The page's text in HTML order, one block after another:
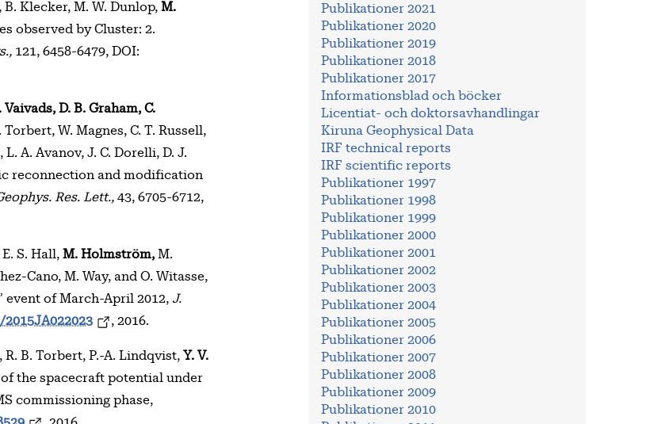
B. Klecker, M. W. Dunlop, M.
observed by Cluster: 2.
121, 6458-6479, DOI:
D. B. Graham, C.
W. Magnes, C. T. Russell,
A. Avanov, J. C. Dorelli, D. J.
reconnection and modification
Res. Lett., 43, 6705-6712,
S. Hall, M. Holmström, M.
Cano, M. Way, and O. Witasse,
event of March-April 2012, J.
2015JA022023 , 2016.
B. Torbert, P.-A. Lindqvist, Y. V.
of the spacecraft potential under
commissioning phase,
Publikationer 2021
Publikationer 2020
Publikationer 2019
Publikationer 2018
Publikationer 2017
Informationsblad och böcker
Licentiat- och doktorsavhandlingar
Kiruna Geophysical Data
IRF technical reports
IRF scientific reports
Publikationer 1997
Publikationer 1998
Publikationer 1999
Publikationer 2000
Publikationer 2001
Publikationer 2002
Publikationer 2003
Publikationer 2004
Publikationer 2005
Publikationer 2006
Publikationer 2007
Publikationer 2008
Publikationer 2009
Publikationer 2010